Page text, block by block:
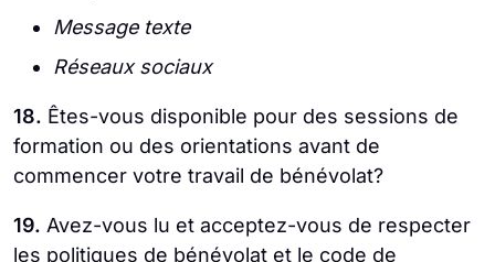
Message texte
Réseaux sociaux
18. Êtes-vous disponible pour des sessions de
formation ou des orientations avant de
commencer votre travail de bénévolat?
19. Avez-vous lu et acceptez-vous de respecter
les politiques de bénévolat et le code de